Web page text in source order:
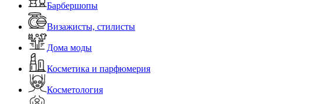
Барбершопы
Визажисты, стилисты
Дома моды
Косметика и парфюмерия
Косметология